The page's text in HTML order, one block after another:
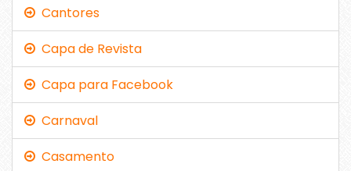
Cantores
Capa de Revista
Capa para Facebook
Carnaval
Casamento